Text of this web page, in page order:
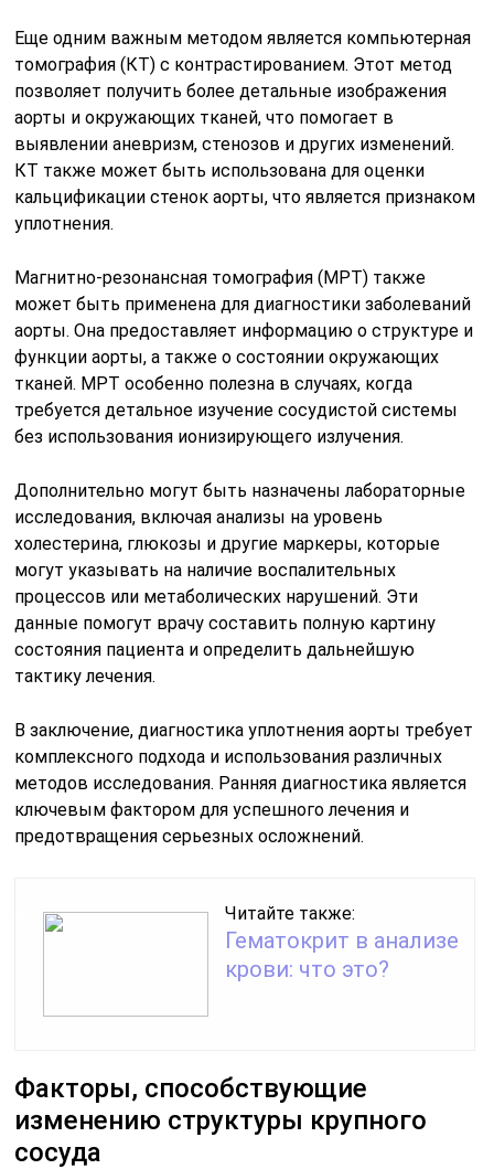
Еще одним важным методом является компьютерная
томография (КТ) с контрастированием. Этот метод
позволяет получить более детальные изображения
аорты и окружающих тканей, что помогает в
выявлении аневризм, стенозов и других изменений.
КТ также может быть использована для оценки
кальцификации стенок аорты, что является признаком
уплотнения.
Магнитно-резонансная томография (МРТ) также
может быть применена для диагностики заболеваний
аорты. Она предоставляет информацию о структуре и
функции аорты, а также о состоянии окружающих
тканей. МРТ особенно полезна в случаях, когда
требуется детальное изучение сосудистой системы
без использования ионизирующего излучения.
Дополнительно могут быть назначены лабораторные
исследования, включая анализы на уровень
холестерина, глюкозы и другие маркеры, которые
могут указывать на наличие воспалительных
процессов или метаболических нарушений. Эти
данные помогут врачу составить полную картину
состояния пациента и определить дальнейшую
тактику лечения.
В заключение, диагностика уплотнения аорты требует
комплексного подхода и использования различных
методов исследования. Ранняя диагностика является
ключевым фактором для успешного лечения и
предотвращения серьезных осложнений.
Читайте также:
Гематокрит в анализе
крови: что это?
Факторы, способствующие
изменению структуры крупного
сосуда